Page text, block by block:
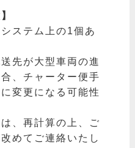
ステム上の1個あ
先が大型車両の進
、チャーター便手
変更になる可能性
、再計算の上、ご
めてご連絡いたし